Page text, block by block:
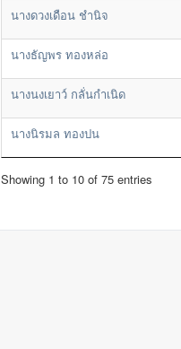
นางดวงเดือน ชำนิจ
นางธัญพร ทองหล่อ
นางนงเยาว์ กลั่นกำเนิด
นางนิรมล ทองปน
Showing 1 to 10 of 75 entries